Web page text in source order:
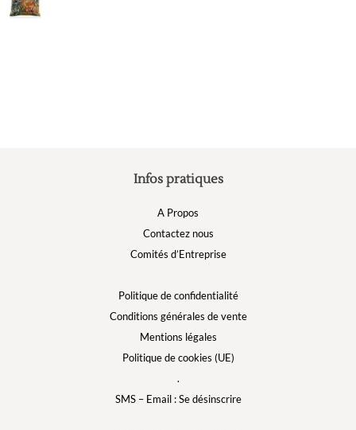
Infos pratiques
A Propos
Contactez nous
Comités d’Entreprise
Politique de confidentialité
Conditions générales de vente
Mentions légales
Politique de cookies (UE)
.
SMS – Email : Se désinscrire